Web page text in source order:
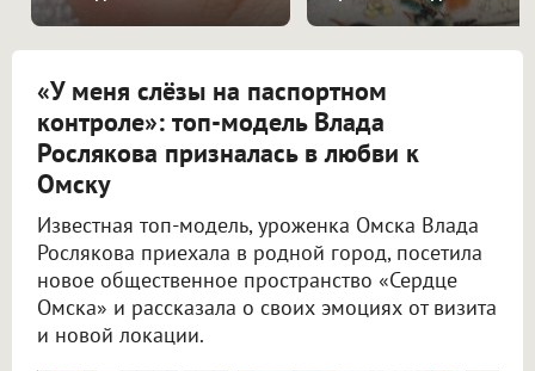
«У меня слёзы на паспортном
контроле»: топ-модель Влада
Рослякова призналась в любви к
Омску
Известная топ-модель, уроженка Омска Влада
Рослякова приехала в родной город, посетила
новое общественное пространство «Сердце
Омска» и рассказала о своих эмоциях от визита
и новой локации.